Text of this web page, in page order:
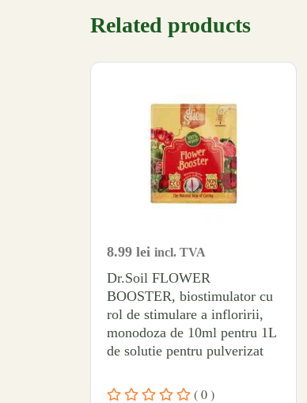
Related products
8.99 lei incl. TVA
Dr.Soil FLOWER
BOOSTER, biostimulator cu
rol de stimulare a infloririi,
monodoza de 10ml pentru 1L
de solutie pentru pulverizat
( 0 )